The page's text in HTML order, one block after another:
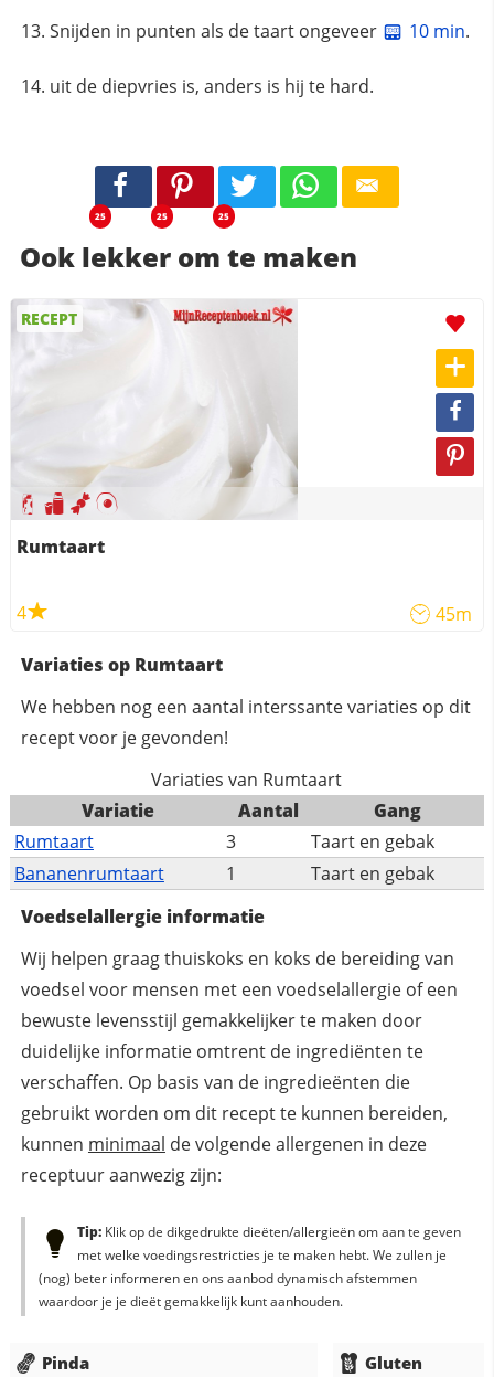
Snijden in punten als de taart ongeveer 10 min.
uit de diepvries is, anders is hij te hard.
25 25 25
Ook lekker om te maken
RECEPT
Rumtaart
4 45m
Variaties op Rumtaart
We hebben nog een aantal interssante variaties op dit
recept voor je gevonden!
Variaties van Rumtaart
Variatie
Aantal
Gang
Rumtaart
3
Taart en gebak
Bananenrumtaart
1
Taart en gebak
Voedselallergie informatie
Wij helpen graag thuiskoks en koks de bereiding van
voedsel voor mensen met een voedselallergie of een
bewuste levensstijl gemakkelijker te maken door
duidelijke informatie omtrent de ingrediënten te
verschaffen. Op basis van de ingredieënten die
gebruikt worden om dit recept te kunnen bereiden,
kunnen minimaal de volgende allergenen in deze
receptuur aanwezig zijn:
Tip:Klik op de dikgedrukte dieëten/allergieën om aan te geven
met welke voedingsrestricties je te maken hebt. We zullen je
(nog) beter informeren en ons aanbod dynamisch afstemmen
waardoor je je dieët gemakkelijk kunt aanhouden.
Pinda Gluten